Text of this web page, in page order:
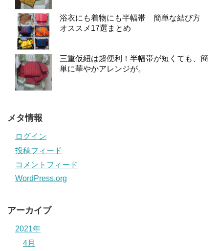
浴衣にも着物にも半幅帯 簡単な結び方
オススメ17選まとめ
三重仮紐は超便利！半幅帯が短くても、簡
単に華やかアレンジが。
メタ情報
ログイン
投稿フィード
コメントフィード
WordPress.org
アーカイブ
2021年
4月